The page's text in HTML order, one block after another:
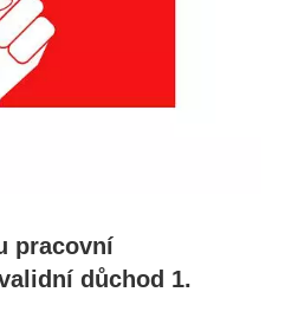
pracovní
důchod 1.